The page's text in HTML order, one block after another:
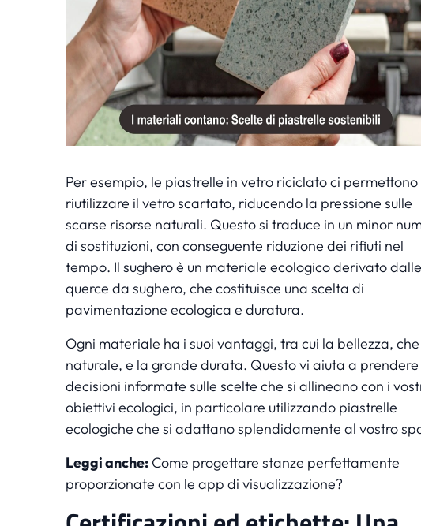
Per esempio, le piastrelle in vetro riciclato ci permettono
riutilizzare il vetro scartato, riducendo la pressione sulle
scarse risorse naturali. Questo si traduce in un minor
di sostituzioni, con conseguente riduzione dei rifiuti nel
tempo. Il sughero è un materiale ecologico derivato dalle
querce da sughero, che costituisce una scelta di
pavimentazione ecologica e duratura.
Ogni materiale ha i suoi vantaggi, tra cui la bellezza,
naturale, e la grande durata. Questo vi aiuta a prendere
decisioni informate sulle scelte che si allineano con i
obiettivi ecologici, in particolare utilizzando piastrelle
ecologiche che si adattano splendidamente al vostro
Leggi anche: Come progettare stanze perfettamente
proporzionate con le app di visualizzazione?